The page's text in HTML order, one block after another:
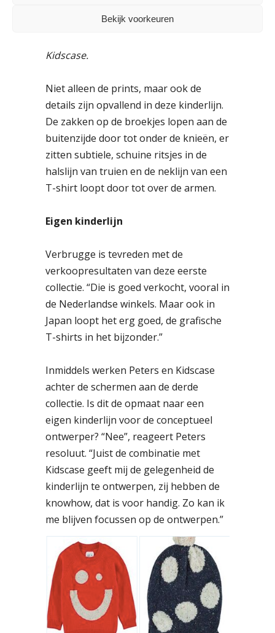
Bekijk voorkeuren
De lach is kenmerkend voor de
Kidscase.
Niet alleen de prints, maar ook de
details zijn opvallend in deze kinderlijn.
De zakken op de broekjes lopen aan de
buitenzijde door tot onder de knieën, er
zitten subtiele, schuine ritsjes in de
halslijn van truien en de neklijn van een
T-shirt loopt door tot over de armen.
Eigen kinderlijn
Verbrugge is tevreden met de
verkoopresultaten van deze eerste
collectie. “Die is goed verkocht, vooral in
de Nederlandse winkels. Maar ook in
Japan loopt het erg goed, de grafische
T-shirts in het bijzonder.”
Inmiddels werken Peters en Kidscase
achter de schermen aan de derde
collectie. Is dit de opmaat naar een
eigen kinderlijn voor de conceptueel
ontwerper? “Nee”, reageert Peters
resoluut. “Juist de combinatie met
Kidscase geeft mij de gelegenheid de
kinderlijn te ontwerpen, zij hebben de
knowhow, dat is voor handig. Zo kan ik
me blijven focussen op de ontwerpen.”